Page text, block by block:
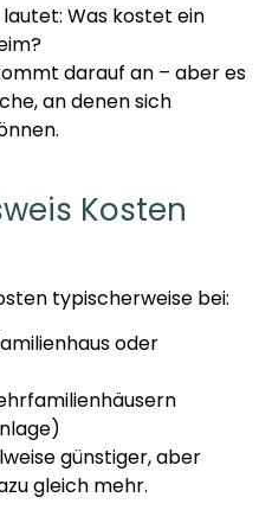
Was kostet ein
darauf an – aber es
an denen sich
Kosten
typischerweise bei:
oder
günstiger, aber
gleich mehr.